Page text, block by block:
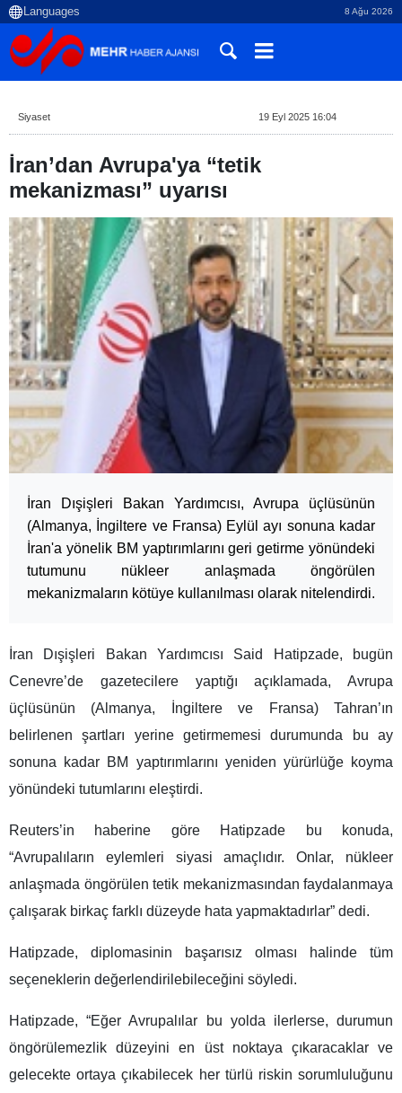
8 Ağu 2026
Siyaset 19 Eyl 2025 16:04
İran’dan Avrupa'ya “tetik
mekanizması” uyarısı
İran Dışişleri Bakan Yardımcısı, Avrupa üçlüsünün
(Almanya, İngiltere ve Fransa) Eylül ayı sonuna kadar
İran'a yönelik BM yaptırımlarını geri getirme yönündeki
tutumunu nükleer anlaşmada öngörülen
mekanizmaların kötüye kullanılması olarak nitelendirdi.
İran Dışişleri Bakan Yardımcısı Said Hatipzade, bugün
Cenevre’de gazetecilere yaptığı açıklamada, Avrupa
üçlüsünün (Almanya, İngiltere ve Fransa) Tahran’ın
belirlenen şartları yerine getirmemesi durumunda bu ay
sonuna kadar BM yaptırımlarını yeniden yürürlüğe koyma
yönündeki tutumlarını eleştirdi.
Reuters’in haberine göre Hatipzade bu konuda,
“Avrupalıların eylemleri siyasi amaçlıdır. Onlar, nükleer
anlaşmada öngörülen tetik mekanizmasından faydalanmaya
çalışarak birkaç farklı düzeyde hata yapmaktadırlar” dedi.
Hatipzade, diplomasinin başarısız olması halinde tüm
seçeneklerin değerlendirilebileceğini söyledi.
Hatipzade, “Eğer Avrupalılar bu yolda ilerlerse, durumun
öngörülemezlik düzeyini en üst noktaya çıkaracaklar ve
gelecekte ortaya çıkabilecek her türlü riskin sorumluluğunu